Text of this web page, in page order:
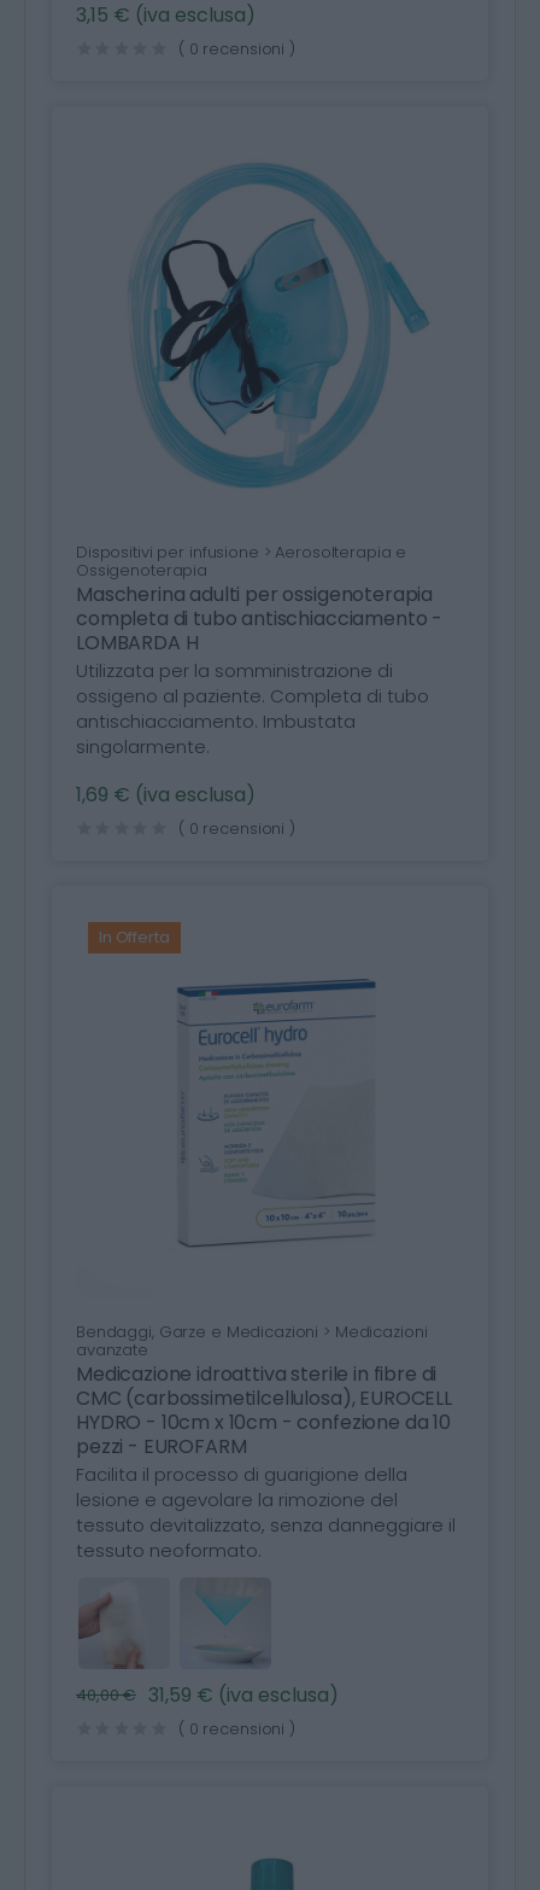
3,15 € (iva esclusa)
( 0 recensioni )
Dispositivi per infusione > Aerosolterapia e
Ossigenoterapia
Mascherina adulti per ossigenoterapia
completa di tubo antischiacciamento -
LOMBARDA H
Utilizzata per la somministrazione di
ossigeno al paziente. Completa di tubo
antischiacciamento. Imbustata
singolarmente.
1,69 € (iva esclusa)
( 0 recensioni )
In Offerta
Bendaggi, Garze e Medicazioni > Medicazioni
avanzate
Medicazione idroattiva sterile in fibre di
CMC (carbossimetilcellulosa), EUROCELL
HYDRO - 10cm x 10cm - confezione da 10
pezzi - EUROFARM
Facilita il processo di guarigione della
lesione e agevolare la rimozione del
tessuto devitalizzato, senza danneggiare il
tessuto neoformato.
40,00 € 31,59 € (iva esclusa)
( 0 recensioni )